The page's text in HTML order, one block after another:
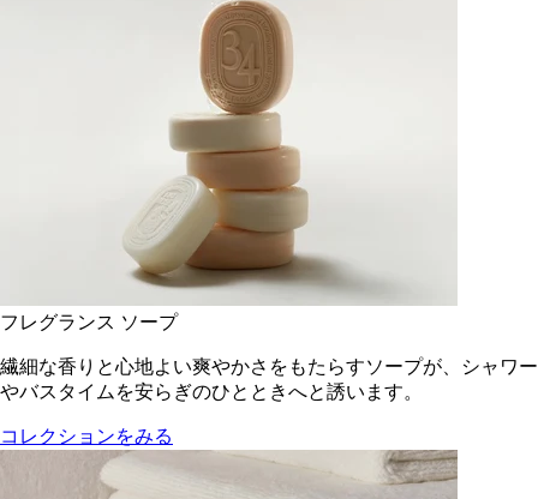
フレグランス ソープ
繊細な香りと心地よい爽やかさをもたらすソープが、シャワー
やバスタイムを安らぎのひとときへと誘います。
コレクションをみる